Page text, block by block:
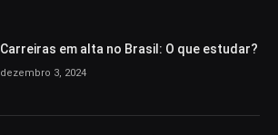
Carreiras em alta no Brasil: O que estudar?
dezembro 3, 2024